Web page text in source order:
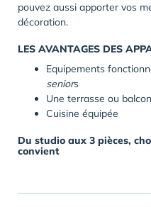
pouvez aussi apporter vos
décoration.
LES AVANTAGES DES
Equipements
seniors
Une terrasse ou
Cuisine équipée
Du studio aux 3 pièces,
convient